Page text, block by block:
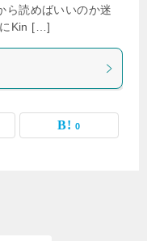
ら読めばいいのか迷
にKin […]
0